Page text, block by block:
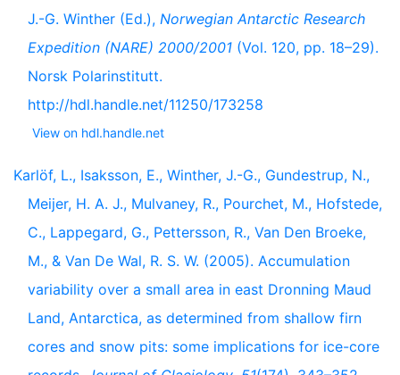
J.-G. Winther (Ed.), Norwegian Antarctic Research
Expedition (NARE) 2000/2001 (Vol. 120, pp. 18–29).
Norsk Polarinstitutt.
http://hdl.handle.net/11250/173258
View on hdl.handle.net
Karlöf, L., Isaksson, E., Winther, J.-G., Gundestrup, N.,
Meijer, H. A. J., Mulvaney, R., Pourchet, M., Hofstede,
C., Lappegard, G., Pettersson, R., Van Den Broeke,
M., & Van De Wal, R. S. W. (2005). Accumulation
variability over a small area in east Dronning Maud
Land, Antarctica, as determined from shallow firn
cores and snow pits: some implications for ice-core